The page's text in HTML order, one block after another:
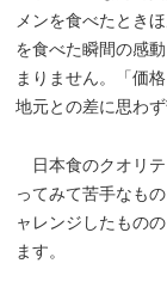
メンを食べたとき
を食べた瞬間の感
まりません。「価
地元との差に思わず
日本食のクオリテ
ってみて苦手なも
ャレンジしたもの
ます。